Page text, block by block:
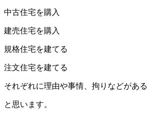
中古住宅を購入
建売住宅を購入
規格住宅を建てる
注文住宅を建てる
それぞれに理由や事情、拘りなどがある
と思います。